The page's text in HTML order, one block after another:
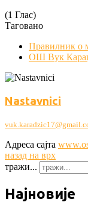
(1 Глас)
Таговано
Правилник о
ОШ Вук
Nastavnici
Адреса сајта
назад на врх
тражи...
Најновије